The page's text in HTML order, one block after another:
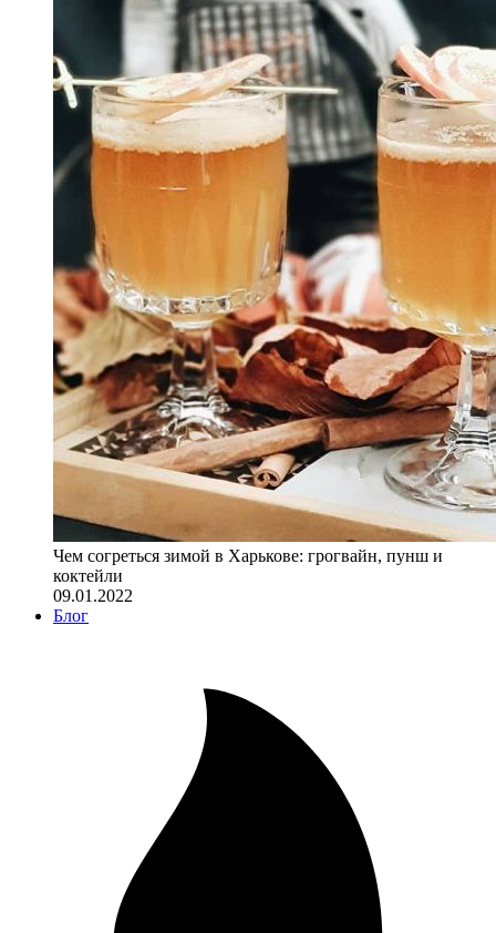
Чем согреться зимой в Харькове: грогвайн, пунш и
коктейли
09.01.2022
Блог